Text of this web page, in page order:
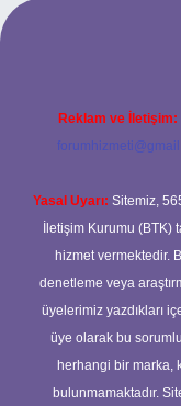
Reklam ve İletişim:
Yasal Uyarı: Sitemiz,
İletişim Kurumu (BTK)
hizmet vermektedir.
denetleme veya
üyelerimiz yazdıkları
üye olarak bu
herhangi bir marka,
bulunmamaktadır.